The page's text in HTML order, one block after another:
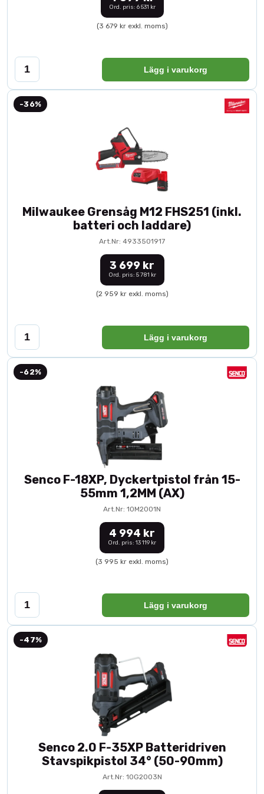
Ord. pris: 6 531 kr
(3 679 kr exkl. moms)
Lägg i varukorg
-36%
Milwaukee Grensåg M12 FHS251 (inkl.
batteri och laddare)
Art.Nr: 4933501917
3 699 kr
Ord. pris: 5 781 kr
(2 959 kr exkl. moms)
Lägg i varukorg
-62%
Senco F-18XP, Dyckertpistol från 15-
55mm 1,2MM (AX)
Art.Nr: 10M2001N
4 994 kr
Ord. pris: 13 119 kr
(3 995 kr exkl. moms)
Lägg i varukorg
-47%
Senco 2.0 F-35XP Batteridriven
Stavspikpistol 34° (50-90mm)
Art.Nr: 10G2003N